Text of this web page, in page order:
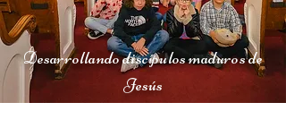
Desarrollando discípulos maduros de
Jesús